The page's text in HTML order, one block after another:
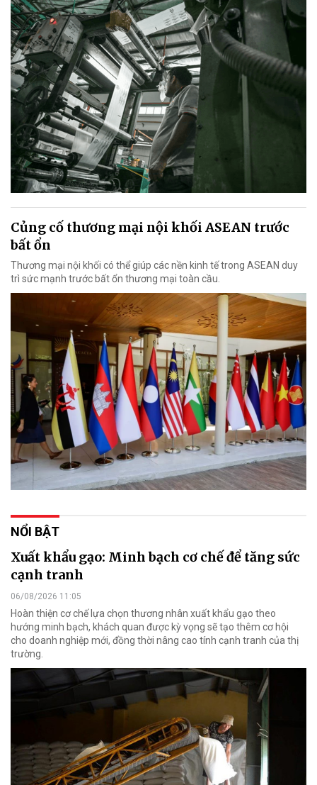
Củng cố thương mại nội khối ASEAN trước
bất ổn
Thương mại nội khối có thể giúp các nền kinh tế trong ASEAN duy
trì sức mạnh trước bất ổn thương mại toàn cầu.
NỔI BẬT
Xuất khẩu gạo: Minh bạch cơ chế để tăng sức
cạnh tranh
06/08/2026 11:05
Hoàn thiện cơ chế lựa chọn thương nhân xuất khẩu gạo theo
hướng minh bạch, khách quan được kỳ vọng sẽ tạo thêm cơ hội
cho doanh nghiệp mới, đồng thời nâng cao tính cạnh tranh của thị
trường.